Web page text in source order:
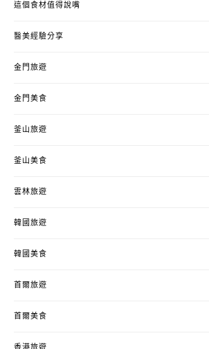
這個食材值得說嘴
醫美經驗分享
金門旅遊
金門美食
釜山旅遊
釜山美食
雲林旅遊
韓國旅遊
韓國美食
首爾旅遊
首爾美食